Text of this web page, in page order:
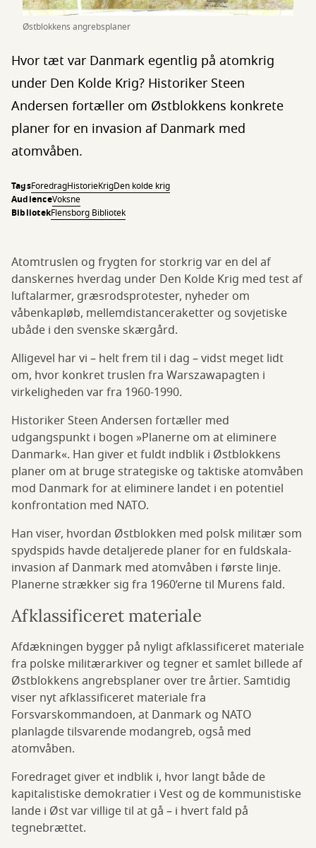
Østblokkens angrebsplaner
Hvor tæt var Danmark egentlig på atomkrig
under Den Kolde Krig? Historiker Steen
Andersen fortæller om Østblokkens konkrete
planer for en invasion af Danmark med
atomvåben.
TagsForedragHistorieKrigDen kolde krig
AudienceVoksne
BibliotekFlensborg Bibliotek
Atomtruslen og frygten for storkrig var en del af
danskernes hverdag under Den Kolde Krig med test af
luftalarmer, græsrodsprotester, nyheder om
våbenkapløb, mellemdistanceraketter og sovjetiske
ubåde i den svenske skærgård.
Alligevel har vi – helt frem til i dag – vidst meget lidt
om, hvor konkret truslen fra Warszawapagten i
virkeligheden var fra 1960-1990.
Historiker Steen Andersen fortæller med
udgangspunkt i bogen »Planerne om at eliminere
Danmark«. Han giver et fuldt indblik i Østblokkens
planer om at bruge strategiske og taktiske atomvåben
mod Danmark for at eliminere landet i en potentiel
konfrontation med NATO.
Han viser, hvordan Østblokken med polsk militær som
spydspids havde detaljerede planer for en fuldskala-
invasion af Danmark med atomvåben i første linje.
Planerne strækker sig fra 1960’erne til Murens fald.
Afklassificeret materiale
Afdækningen bygger på nyligt afklassificeret materiale
fra polske militærarkiver og tegner et samlet billede af
Østblokkens angrebsplaner over tre årtier. Samtidig
viser nyt afklassificeret materiale fra
Forsvarskommandoen, at Danmark og NATO
planlagde tilsvarende modangreb, også med
atomvåben.
Foredraget giver et indblik i, hvor langt både de
kapitalistiske demokratier i Vest og de kommunistiske
lande i Øst var villige til at gå – i hvert fald på
tegnebrættet.